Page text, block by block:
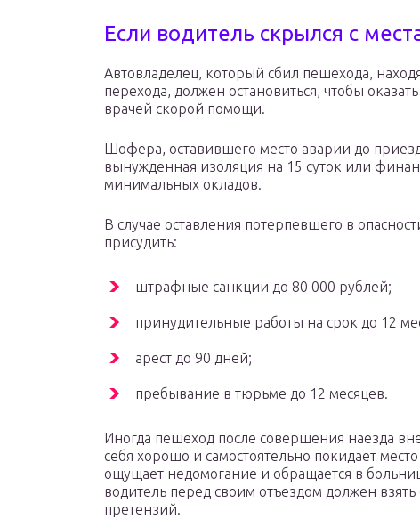
Если водитель скрылся с
Автовладелец, который сбил пешехода,
перехода, должен остановиться, чтобы
врачей скорой помощи.
Шофера, оставившего место аварии до
вынужденная изоляция на 15 суток или
минимальных окладов.
В случае оставления потерпевшего в
присудить:
штрафные санкции до 80 000 рублей;
принудительные работы на срок до 12
арест до 90 дней;
пребывание в тюрьме до 12 месяцев.
Иногда пешеход после совершения наезда
себя хорошо и самостоятельно покидает
ощущает недомогание и обращается в
водитель перед своим отъездом должен взять
претензий.